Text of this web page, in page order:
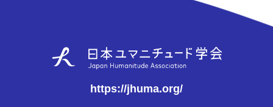
https://jhuma.org/